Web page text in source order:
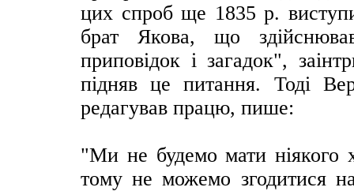
цих спроб ще 1835 р.
брат Якова, що
приповідок і загадок",
підняв це питання. Тоді
редагував працю, пише:
"Ми не будемо мати ніякого
тому не можемо згодитися